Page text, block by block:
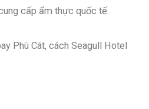
cấp ẩm thực quốc tế.
Phù Cát, cách Seagull Hotel